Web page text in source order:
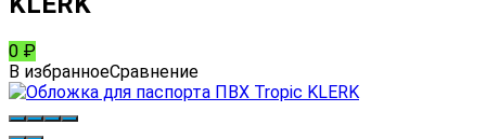
0 ₽
В избранноеСравнение